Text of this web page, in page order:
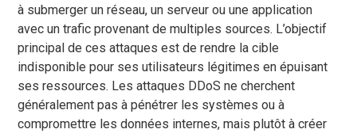
à submerger un réseau, un serveur ou une application
avec un trafic provenant de multiples sources. L’objectif
principal de ces attaques est de rendre la cible
indisponible pour ses utilisateurs légitimes en épuisant
ses ressources. Les attaques DDoS ne cherchent
généralement pas à pénétrer les systèmes ou à
compromettre les données internes, mais plutôt à créer